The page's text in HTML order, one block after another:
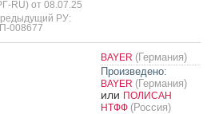
RU) от 08.07.25
РУ:
008677
BAYER (Германия)
Произведено:
BAYER (Германия)
или ПОЛИСАН
НТФФ (Россия)